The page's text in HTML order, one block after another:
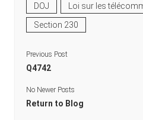
DOJ
Loi sur les
Section 230
Previous Post
Q4742
No Newer Posts
Return to Blog